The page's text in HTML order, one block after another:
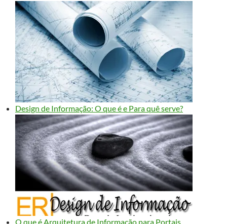
Design de Informação: O que é e Para quê serve?
O que é Arquitetura de Informação para Portais